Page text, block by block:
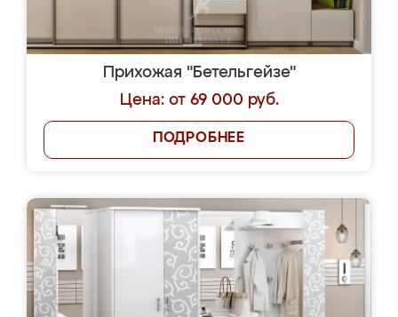
Прихожая "Бетельгейзе"
Цена: от 69 000 руб.
ПОДРОБНЕЕ